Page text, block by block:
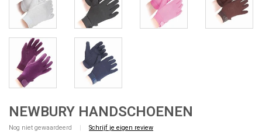
NEWBURY HANDSCHOENEN
Nog niet gewaardeerd | Schrijf je eigen review